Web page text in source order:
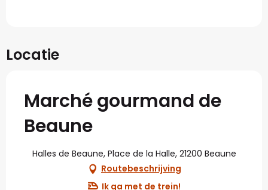
Locatie
Marché gourmand de
Beaune
Halles de Beaune, Place de la Halle, 21200 Beaune
Routebeschrijving
Ik ga met de trein!